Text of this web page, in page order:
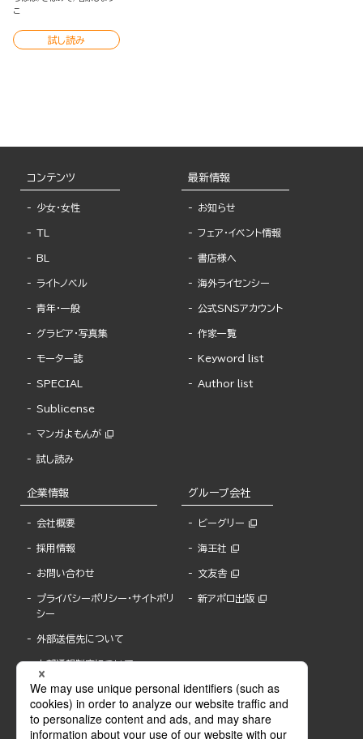
こ
試し読み
コンテンツ
少女・女性
TL
BL
ライトノベル
青年・一般
グラビア・写真集
モーター誌
SPECIAL
Sublicense
マンガよもんが
試し読み
最新情報
お知らせ
フェア・イベント情報
書店様へ
海外ライセンシー
公式SNSアカウント
作家一覧
Keyword list
Author list
企業情報
会社概要
採用情報
お問い合わせ
プライバシーポリシー・サイトポリ
シー
外部送信先について
内部通報制度について
グループ会社
ビーグリー
海王社
文友舎
新アポロ出版